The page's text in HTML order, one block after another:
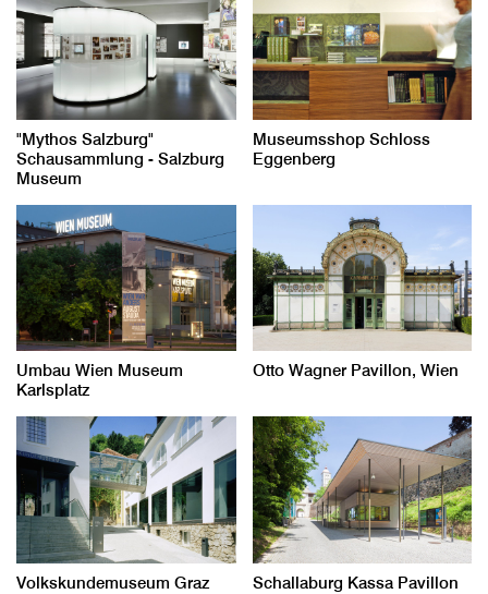
"Mythos Salzburg"
Schausammlung - Salzburg
Museum
Museumsshop Schloss
Eggenberg
Umbau Wien Museum
Karlsplatz
Otto Wagner Pavillon, Wien
Volkskundemuseum Graz Schallaburg Kassa Pavillon